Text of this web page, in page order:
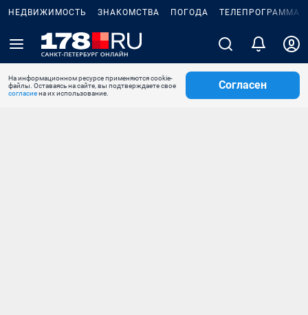
НЕДВИЖИМОСТЬ ЗНАКОМСТВА ПОГОДА ТЕЛЕПРОГРАММА
На информационном ресурсе применяются cookie-
файлы. Оставаясь на сайте, вы подтверждаете свое
согласиена их использование.
Согласен